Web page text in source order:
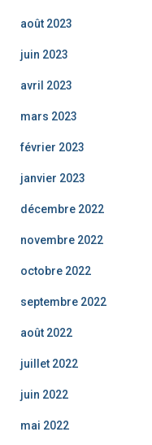
août 2023
juin 2023
avril 2023
mars 2023
février 2023
janvier 2023
décembre 2022
novembre 2022
octobre 2022
septembre 2022
août 2022
juillet 2022
juin 2022
mai 2022